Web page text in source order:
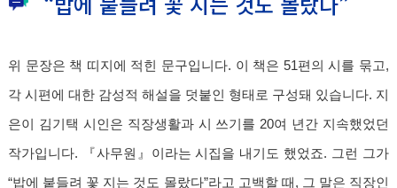
위 문장은 책 띠지에 적힌 문구입니다. 이 책은 51편의 시를 묶고,
각 시편에 대한 감성적 해설을 덧붙인 형태로 구성돼 있습니다. 지
은이 김기택 시인은 직장생활과 시 쓰기를 20여 년간 지속했었던
작가입니다. 『사무원』이라는 시집을 내기도 했었죠. 그런 그가
“밥에 붙들려 꽃 지는 것도 몰랐다”라고 고백할 때, 그 말은 직장인